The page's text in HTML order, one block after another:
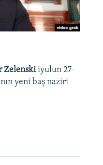
Zelenskiiyulun 27-
yeni baş naziri